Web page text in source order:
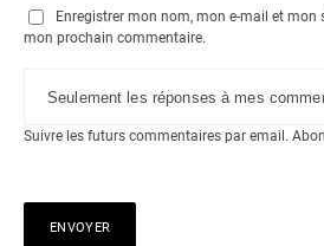
Enregistrer mon nom, mon e-mail et
mon prochain commentaire.
Suivre les futurs commentaires par email.